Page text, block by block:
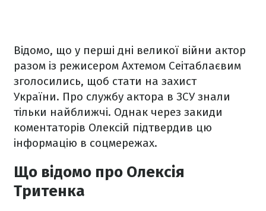
Відомо, що у перші дні великої війни актор
разом із режисером Ахтемом Сеітаблаєвим
зголосились, щоб стати на захист
України. Про службу актора в ЗСУ знали
тільки найближчі. Однак через закиди
коментаторів Олексій підтвердив цю
інформацію в соцмережах.
Що відомо про Олексія
Тритенка